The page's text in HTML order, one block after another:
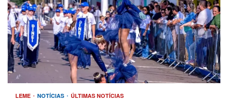
LEME NOTÍCIAS ÚLTIMAS NOTÍCIAS